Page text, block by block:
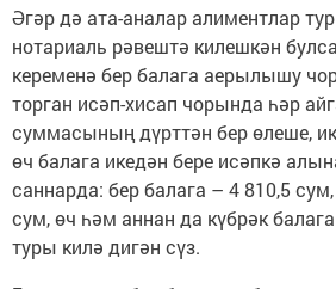
Әгәр дә ата-аналар алиментлар
нотариаль рәвештә килешкән
кеременә бер балага аерылышу
торган исәп-хисап чорында һәр
суммасының дүрттән бер өлеше,
өч балага икедән бере исәпкә
саннарда: бер балага – 4 810,5
сум, өч һәм аннан да күбрәк
туры килә дигән сүз.